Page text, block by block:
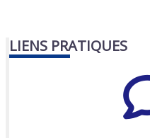
LIENS PRATIQUES